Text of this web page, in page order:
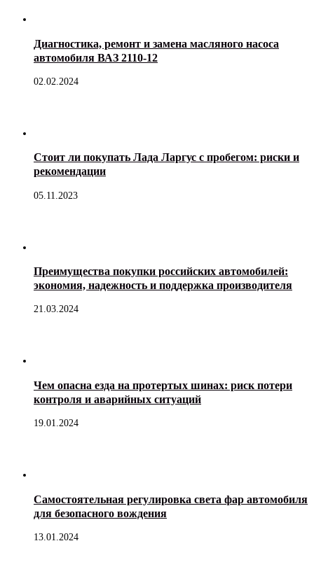
Диагностика, ремонт и замена масляного насоса
автомобиля ВАЗ 2110-12
02.02.2024
Стоит ли покупать Лада Ларгус с пробегом: риски и
рекомендации
05.11.2023
Преимущества покупки российских автомобилей:
экономия, надежность и поддержка производителя
21.03.2024
Чем опасна езда на протертых шинах: риск потери
контроля и аварийных ситуаций
19.01.2024
Самостоятельная регулировка света фар автомобиля
для безопасного вождения
13.01.2024